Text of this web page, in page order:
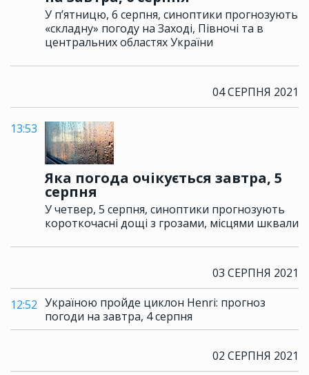
У п’ятницю, 6 серпня, синоптики прогнозують
«складну» погоду на Заході, Півночі та в
центральних областях України
04 СЕРПНЯ 2021
13:53
Яка погода очікується завтра, 5
серпня
У четвер, 5 серпня, синоптики прогнозують
короткочасні дощі з грозами, місцями шквали
03 СЕРПНЯ 2021
12:52 Україною пройде циклон Henri: прогноз
погоди на завтра, 4 серпня
02 СЕРПНЯ 2021